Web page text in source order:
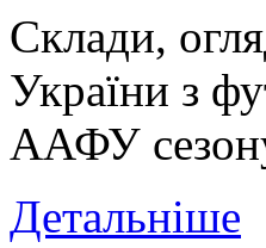
Склади,
України з
ААФУ
Детальніше